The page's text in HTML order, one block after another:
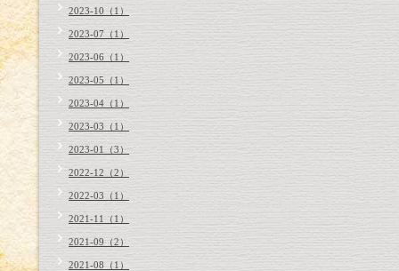
2023-10（1）
2023-07（1）
2023-06（1）
2023-05（1）
2023-04（1）
2023-03（1）
2023-01（3）
2022-12（2）
2022-03（1）
2021-11（1）
2021-09（2）
2021-08（1）